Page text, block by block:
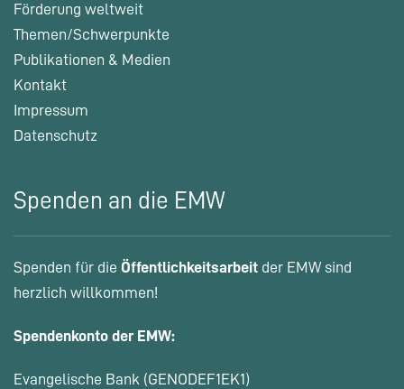
Förderung weltweit
Themen/Schwerpunkte
Publikationen & Medien
Kontakt
Impressum
Datenschutz
Spenden an die EMW
Spenden für die Öffentlichkeitsarbeit der EMW sind
herzlich willkommen!
Spendenkonto der EMW:
Evangelische Bank (GENODEF1EK1)